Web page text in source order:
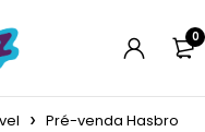
0
Pré-venda Hasbro